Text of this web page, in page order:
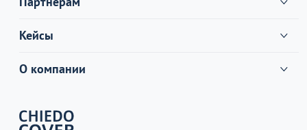
Кейсы
О компании